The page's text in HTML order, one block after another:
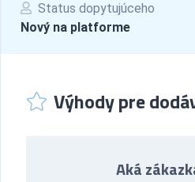
Status dopytujúceho
Nový na platforme
Výhody pre
Aká